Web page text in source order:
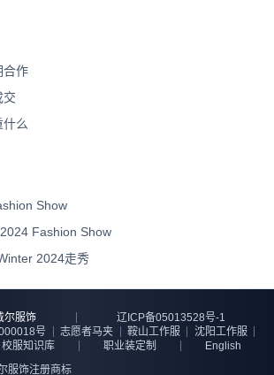
合作
交
么
Show
Fashion Show
2024走秀
尔服饰
辽ICP备05013528号-1
号
志愿者马夹 鞍山工作服
沈阳工作服
校服知识库 职业装定制
English
服饰注册商标